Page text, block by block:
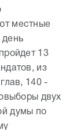
местные
день
13
из
140 -
двух
думы по